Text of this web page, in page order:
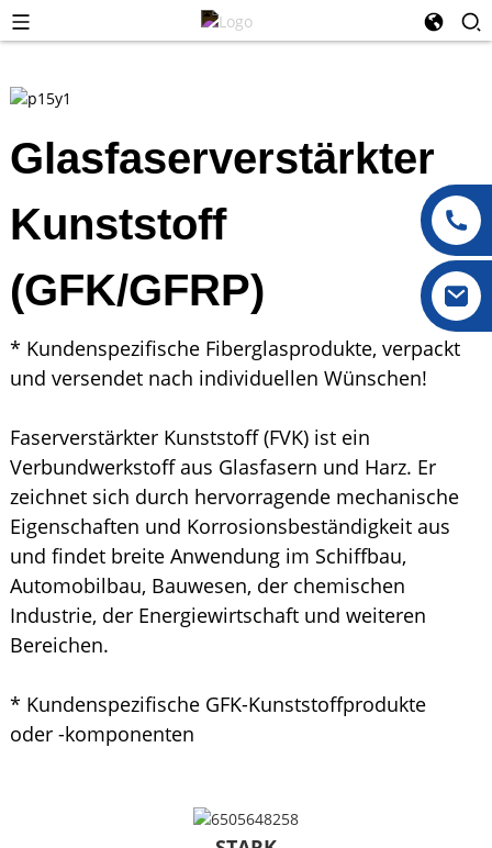
Glasfaserverstärkter
Kunststoff
(GFK/GFRP)
* Kundenspezifische Fiberglasprodukte, verpackt
und versendet nach individuellen Wünschen!
Faserverstärkter Kunststoff (FVK) ist ein
Verbundwerkstoff aus Glasfasern und Harz. Er
zeichnet sich durch hervorragende mechanische
Eigenschaften und Korrosionsbeständigkeit aus
und findet breite Anwendung im Schiffbau,
Automobilbau, Bauwesen, der chemischen
Industrie, der Energiewirtschaft und weiteren
Bereichen.
* Kundenspezifische GFK-Kunststoffprodukte
oder -komponenten